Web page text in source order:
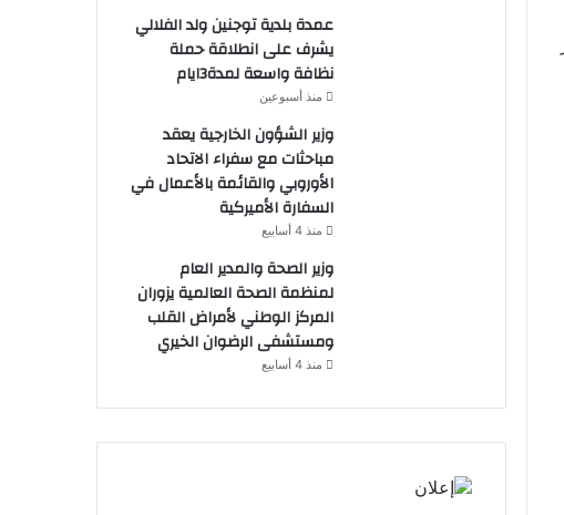
عمدة بلدية توجنين ولد الفلالي
يشرف على انطلاقة حملة
نظافة واسعة لمدة3ايام
منذ أسبوعين
وزير الشؤون الخارجية يعقد
مباحثات مع سفراء الاتحاد
الأوروبي والقائمة بالأعمال في
السفارة الأميركية
منذ 4 أسابيع
وزير الصحة والمدير العام
لمنظمة الصحة العالمية يزوران
المركز الوطني لأمراض القلب
ومستشفى الرضوان الخيري
منذ 4 أسابيع